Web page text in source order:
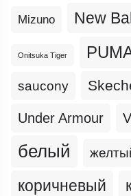
Mizuno New
Onitsuka Tiger
saucony
Under Armour
белый
коричневый